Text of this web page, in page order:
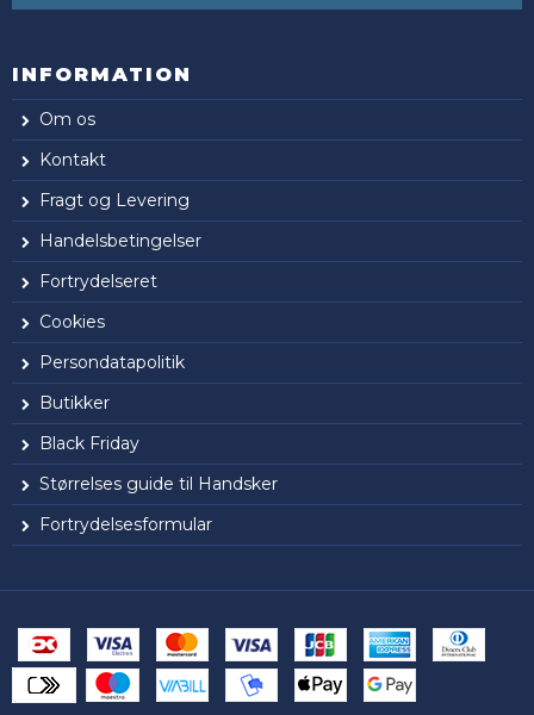
INFORMATION
Om os
Kontakt
Fragt og Levering
Handelsbetingelser
Fortrydelseret
Cookies
Persondatapolitik
Butikker
Black Friday
Størrelses guide til Handsker
Fortrydelsesformular